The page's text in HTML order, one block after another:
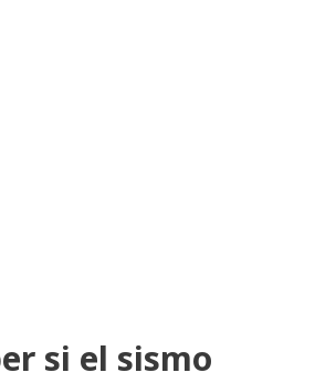
si el sismo